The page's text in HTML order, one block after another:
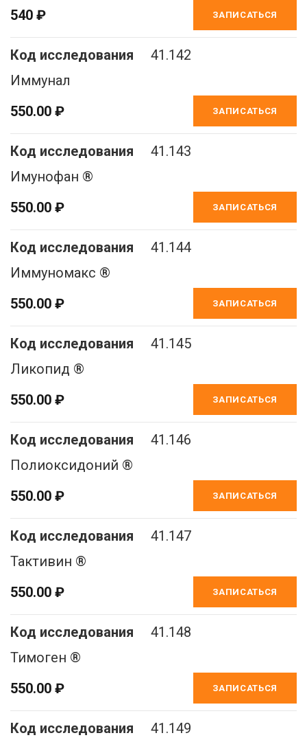
540 ₽ ЗАПИСАТЬСЯ
41.142
Иммунал
550.00 ₽
ЗАПИСАТЬСЯ
41.143
Имунофан ®
550.00 ₽
ЗАПИСАТЬСЯ
41.144
Иммуномакс ®
550.00 ₽
ЗАПИСАТЬСЯ
41.145
Ликопид ®
550.00 ₽
ЗАПИСАТЬСЯ
41.146
Полиоксидоний ®
550.00 ₽
ЗАПИСАТЬСЯ
41.147
Тактивин ®
550.00 ₽
ЗАПИСАТЬСЯ
41.148
Тимоген ®
550.00 ₽
ЗАПИСАТЬСЯ
41.149